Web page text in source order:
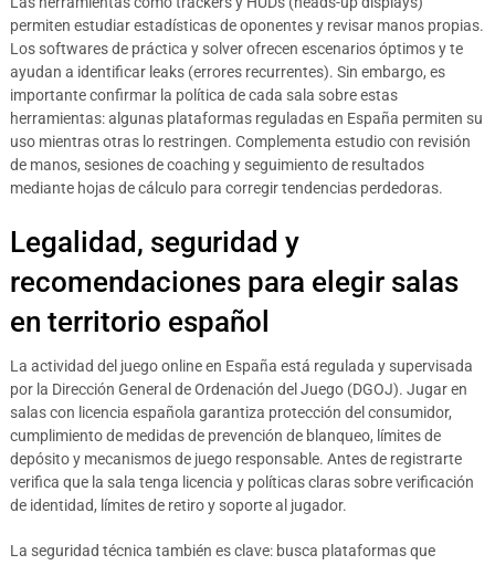
permiten estudiar estadísticas de oponentes y revisar manos propias.
Los softwares de práctica y solver ofrecen escenarios óptimos y te
ayudan a identificar leaks (errores recurrentes). Sin embargo, es
importante confirmar la política de cada sala sobre estas
herramientas: algunas plataformas reguladas en España permiten su
uso mientras otras lo restringen. Complementa estudio con revisión
de manos, sesiones de coaching y seguimiento de resultados
mediante hojas de cálculo para corregir tendencias perdedoras.
Legalidad, seguridad y
recomendaciones para elegir salas
en territorio español
La actividad del juego online en España está regulada y supervisada
por la Dirección General de Ordenación del Juego (DGOJ). Jugar en
salas con licencia española garantiza protección del consumidor,
cumplimiento de medidas de prevención de blanqueo, límites de
depósito y mecanismos de juego responsable. Antes de registrarte
verifica que la sala tenga licencia y políticas claras sobre verificación
de identidad, límites de retiro y soporte al jugador.
La seguridad técnica también es clave: busca plataformas que